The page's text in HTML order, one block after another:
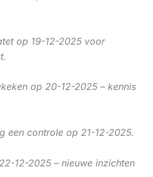
op 19-12-2025 voor
op 20-12-2025 – kennis
een controle op 21-12-2025.
12-2025 – nieuwe inzichten